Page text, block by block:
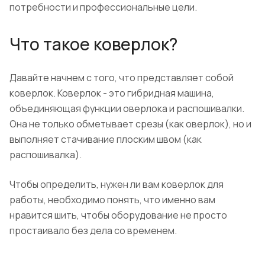
потребности и профессиональные цели.
Что такое коверлок?
Давайте начнем с того, что представляет собой
коверлок. Коверлок - это гибридная машина,
объединяющая функции оверлока и распошивалки.
Она не только обметывает срезы (как оверлок), но и
выполняет стачивание плоским швом (как
распошивалка).
Чтобы определить, нужен ли вам коверлок для
работы, необходимо понять, что именно вам
нравится шить, чтобы оборудование не просто
простаивало без дела со временем.